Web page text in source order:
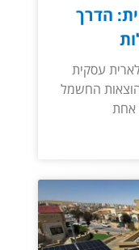
הדרך
עסקית
החשמל
אחת